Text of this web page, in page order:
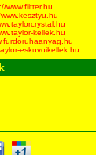
www.flitter.hu
kellek.hu
eskuvoikellek.hu